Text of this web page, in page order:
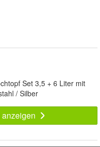
Set 3,5 + 6 Liter mit
/ Silber